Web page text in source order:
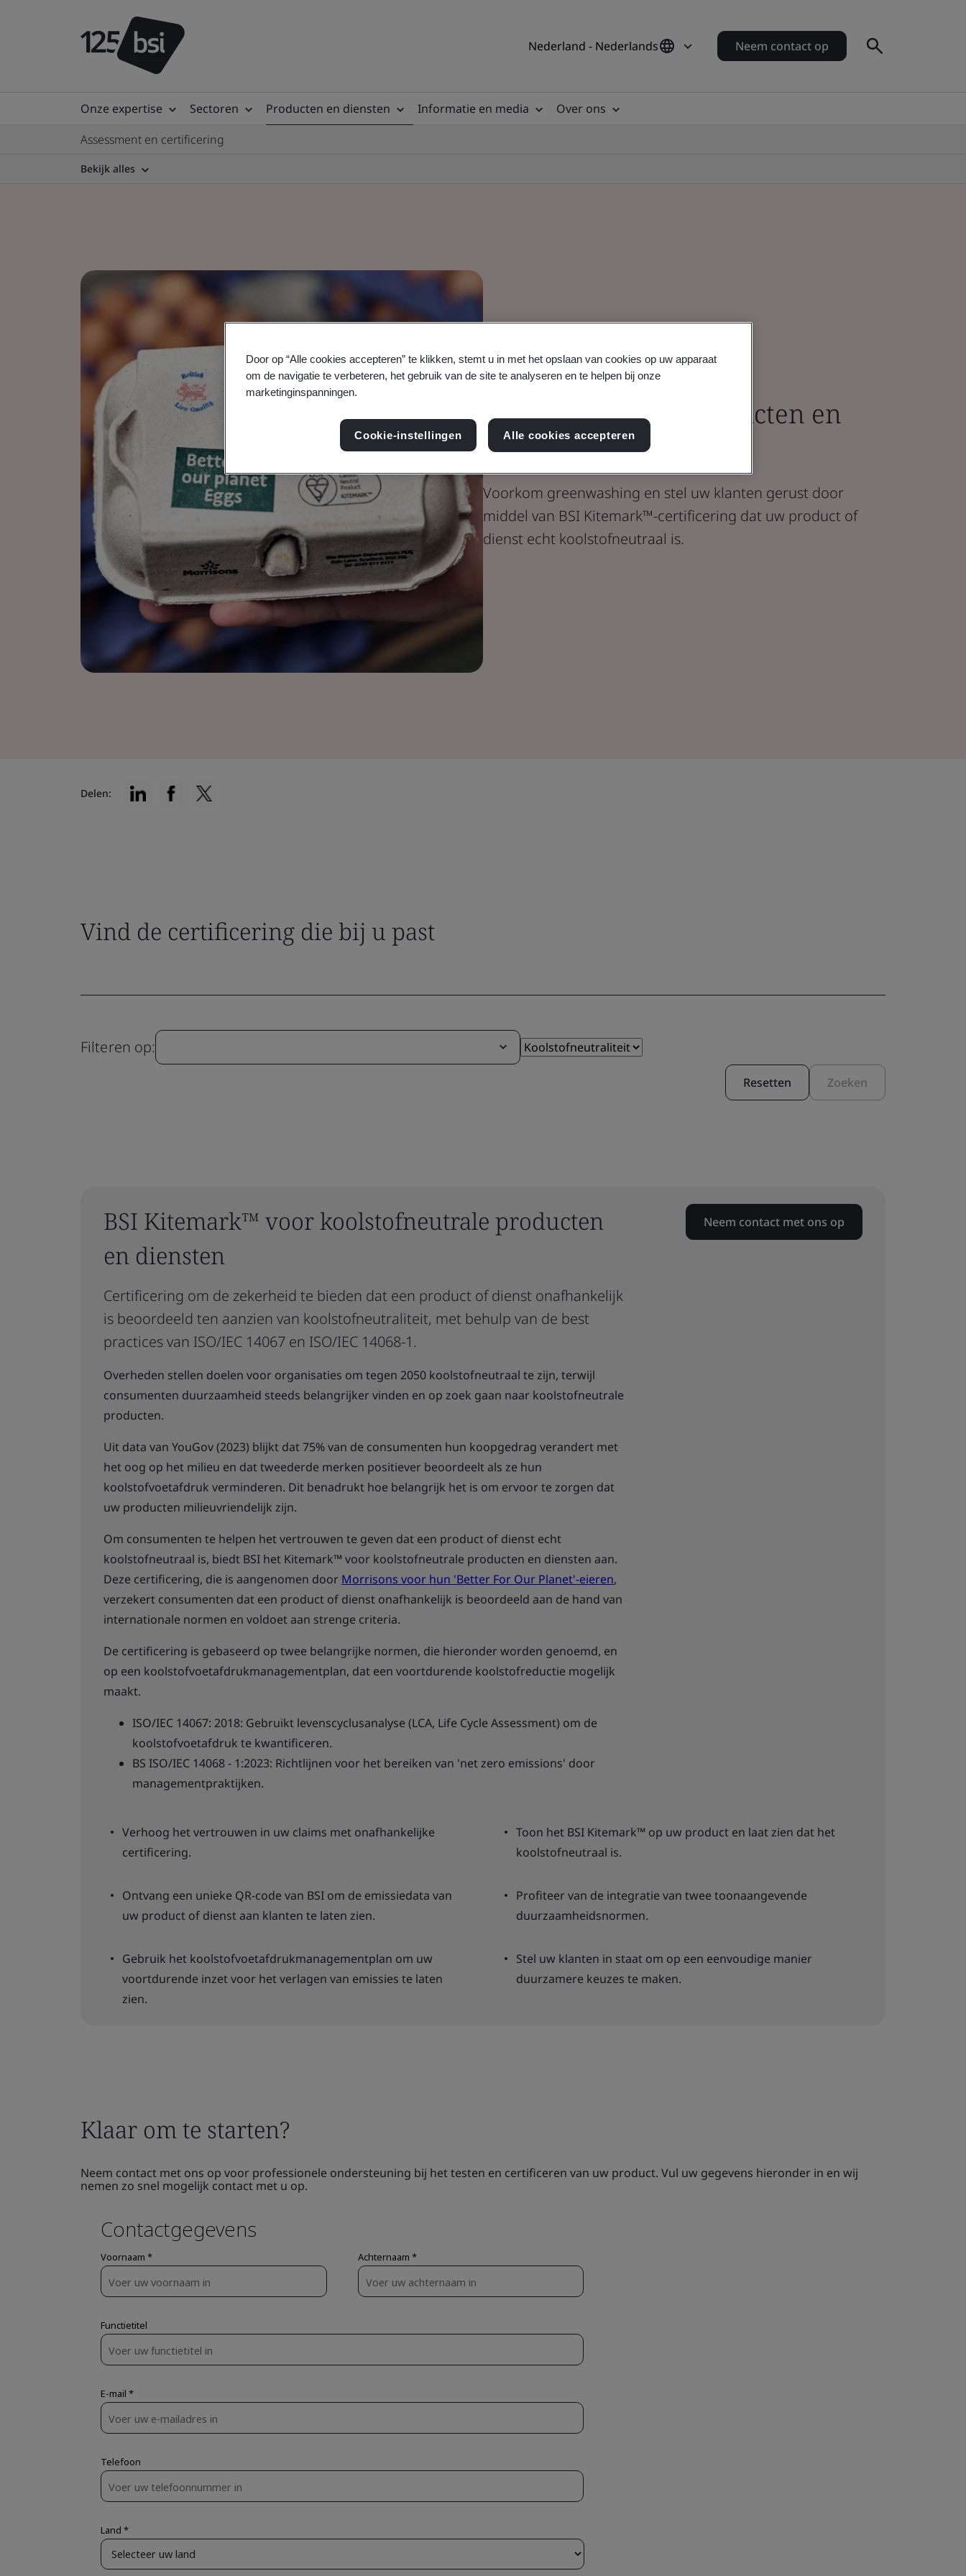
Nederland - Nederlands Neem contact op
Onze expertise Sectoren Producten en diensten Informatie en media
Over ons
Assessment en certificering
Bekijk alles
BSI Kitemark™ voor
koolstofneutrale producten en
diensten
Voorkom greenwashing en stel uw klanten gerust door
middel van BSI Kitemark™-certificering dat uw product of
dienst echt koolstofneutraal is.
Delen:
Vind de certificering die bij u past
Filteren op:
Resetten Zoeken
BSI Kitemark™ voor koolstofneutrale producten
en diensten
Certificering om de zekerheid te bieden dat een product of dienst onafhankelijk
is beoordeeld ten aanzien van koolstofneutraliteit, met behulp van de best
practices van ISO/IEC 14067 en ISO/IEC 14068-1.
Overheden stellen doelen voor organisaties om tegen 2050 koolstofneutraal te zijn, terwijl
consumenten duurzaamheid steeds belangrijker vinden en op zoek gaan naar koolstofneutrale
producten.
Uit data van YouGov (2023) blijkt dat 75% van de consumenten hun koopgedrag verandert met
het oog op het milieu en dat tweederde merken positiever beoordeelt als ze hun
koolstofvoetafdruk verminderen. Dit benadrukt hoe belangrijk het is om ervoor te zorgen dat
uw producten milieuvriendelijk zijn.
Om consumenten te helpen het vertrouwen te geven dat een product of dienst echt
koolstofneutraal is, biedt BSI het Kitemark™ voor koolstofneutrale producten en diensten aan.
Deze certificering, die is aangenomen door Morrisons voor hun 'Better For Our Planet'-eieren,
verzekert consumenten dat een product of dienst onafhankelijk is beoordeeld aan de hand van
internationale normen en voldoet aan strenge criteria.
De certificering is gebaseerd op twee belangrijke normen, die hieronder worden genoemd, en
op een koolstofvoetafdrukmanagementplan, dat een voortdurende koolstofreductie mogelijk
maakt.
ISO/IEC 14067: 2018: Gebruikt levenscyclusanalyse (LCA, Life Cycle Assessment) om de
koolstofvoetafdruk te kwantificeren.
BS ISO/IEC 14068 - 1:2023: Richtlijnen voor het bereiken van 'net zero emissions' door
managementpraktijken.
Neem contact met ons op
Verhoog het vertrouwen in uw claims met onafhankelijke
certificering.
Toon het BSI Kitemark™ op uw product en laat zien dat het
koolstofneutraal is.
Ontvang een unieke QR-code van BSI om de emissiedata van
uw product of dienst aan klanten te laten zien.
Profiteer van de integratie van twee toonaangevende
duurzaamheidsnormen.
Gebruik het koolstofvoetafdrukmanagementplan om uw
voortdurende inzet voor het verlagen van emissies te laten
zien.
Stel uw klanten in staat om op een eenvoudige manier
duurzamere keuzes te maken.
Klaar om te starten?
Neem contact met ons op voor professionele ondersteuning bij het testen en certificeren van uw product. Vul uw gegevens hieronder in en wij
nemen zo snel mogelijk contact met u op.
Door op “Alle cookies accepteren” te klikken, stemt u in met het opslaan van cookies op uw apparaat
om de navigatie te verbeteren, het gebruik van de site te analyseren en te helpen bij onze
marketinginspanningen.
Cookie-instellingen Alle cookies accepteren